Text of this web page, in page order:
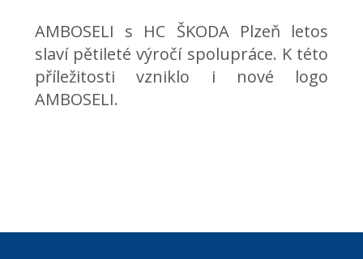
AMBOSELI s HC ŠKODA Plzeň letos
slaví pětileté výročí spolupráce. K této
příležitosti vzniklo i nové logo
AMBOSELI.